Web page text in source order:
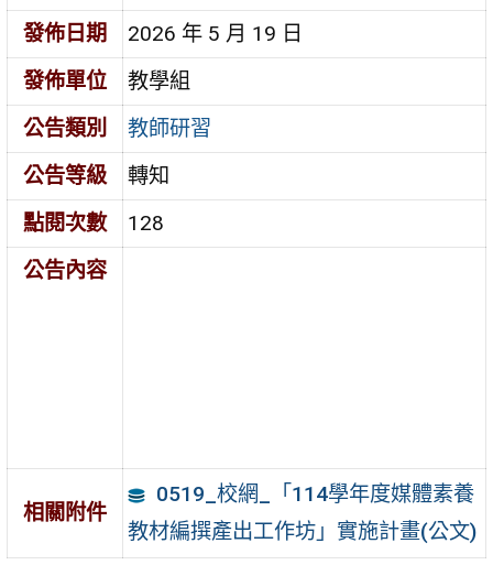
發佈日期
2026 年 5 月 19 日
發佈單位
教學組
公告類別
教師研習
公告等級
轉知
點閱次數
128
公告內容
相關附件
0519_校網_「114學年度媒體素養
教材編撰產出工作坊」實施計畫(公文)